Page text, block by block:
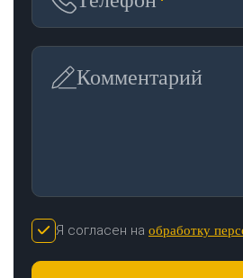
Комментарий
Я согласен на обработку